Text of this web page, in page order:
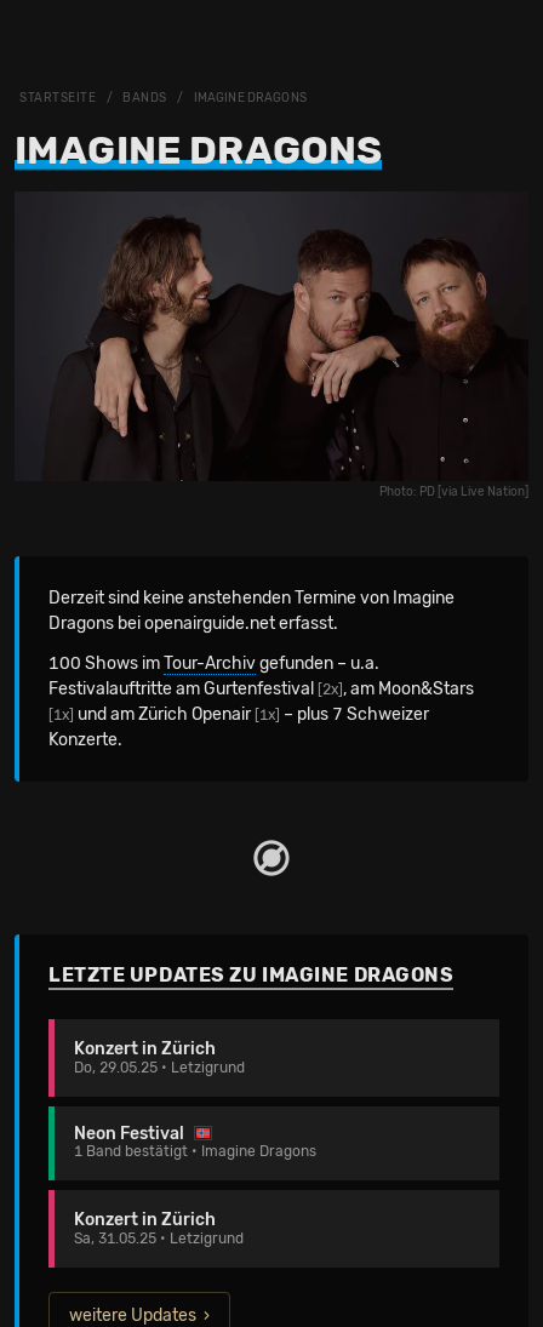
STARTSEITE BANDS IMAGINE DRAGONS
IMAGINE DRAGONS
Photo: PD [via Live Nation]
Derzeit sind keine anstehenden Termine von Imagine
Dragons bei openairguide.net erfasst.
100 Shows imTour-Archivgefunden – u.a.
Festivalauftritte am Gurtenfestival
[2x], am Moon&Stars
[1x] und am Zürich Openair [1x] – plus 7 Schweizer
Konzerte.
LETZTE UPDATES ZU IMAGINE DRAGONS
Konzert in Zürich
Do, 29.05.25 • Letzigrund
Neon Festival
1 Band bestätigt • Imagine Dragons
Konzert in Zürich
Sa, 31.05.25 • Letzigrund
weitere Updates